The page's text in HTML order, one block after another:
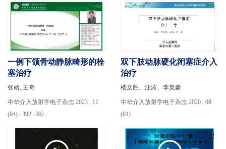
一例下颌骨动静脉畸形的栓
塞治疗
张靖, 王奇
中华介入放射学电子杂志 2023 , 11
(04) : 392 -392 .
双下肢动脉硬化闭塞症介入
治疗
楼文胜、汪涛、李英豪
中华介入放射学电子杂志 2020 , 08
(01)